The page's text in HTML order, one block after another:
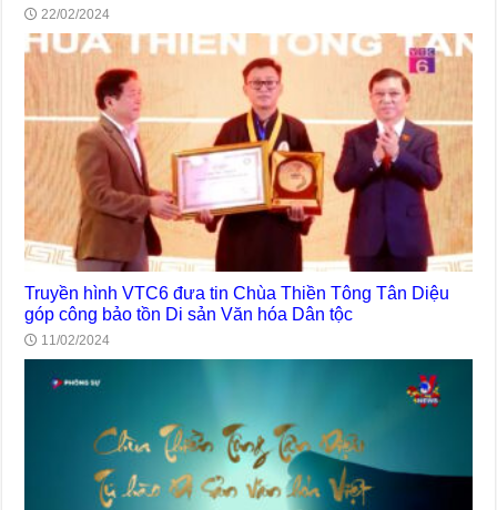
22/02/2024
Truyền hình VTC6 đưa tin Chùa Thiền Tông Tân Diệu
góp công bảo tồn Di sản Văn hóa Dân tộc
11/02/2024